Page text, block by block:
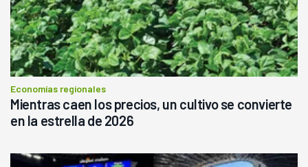
Economías regionales
Mientras caen los precios, un cultivo se convierte
en la estrella de 2026